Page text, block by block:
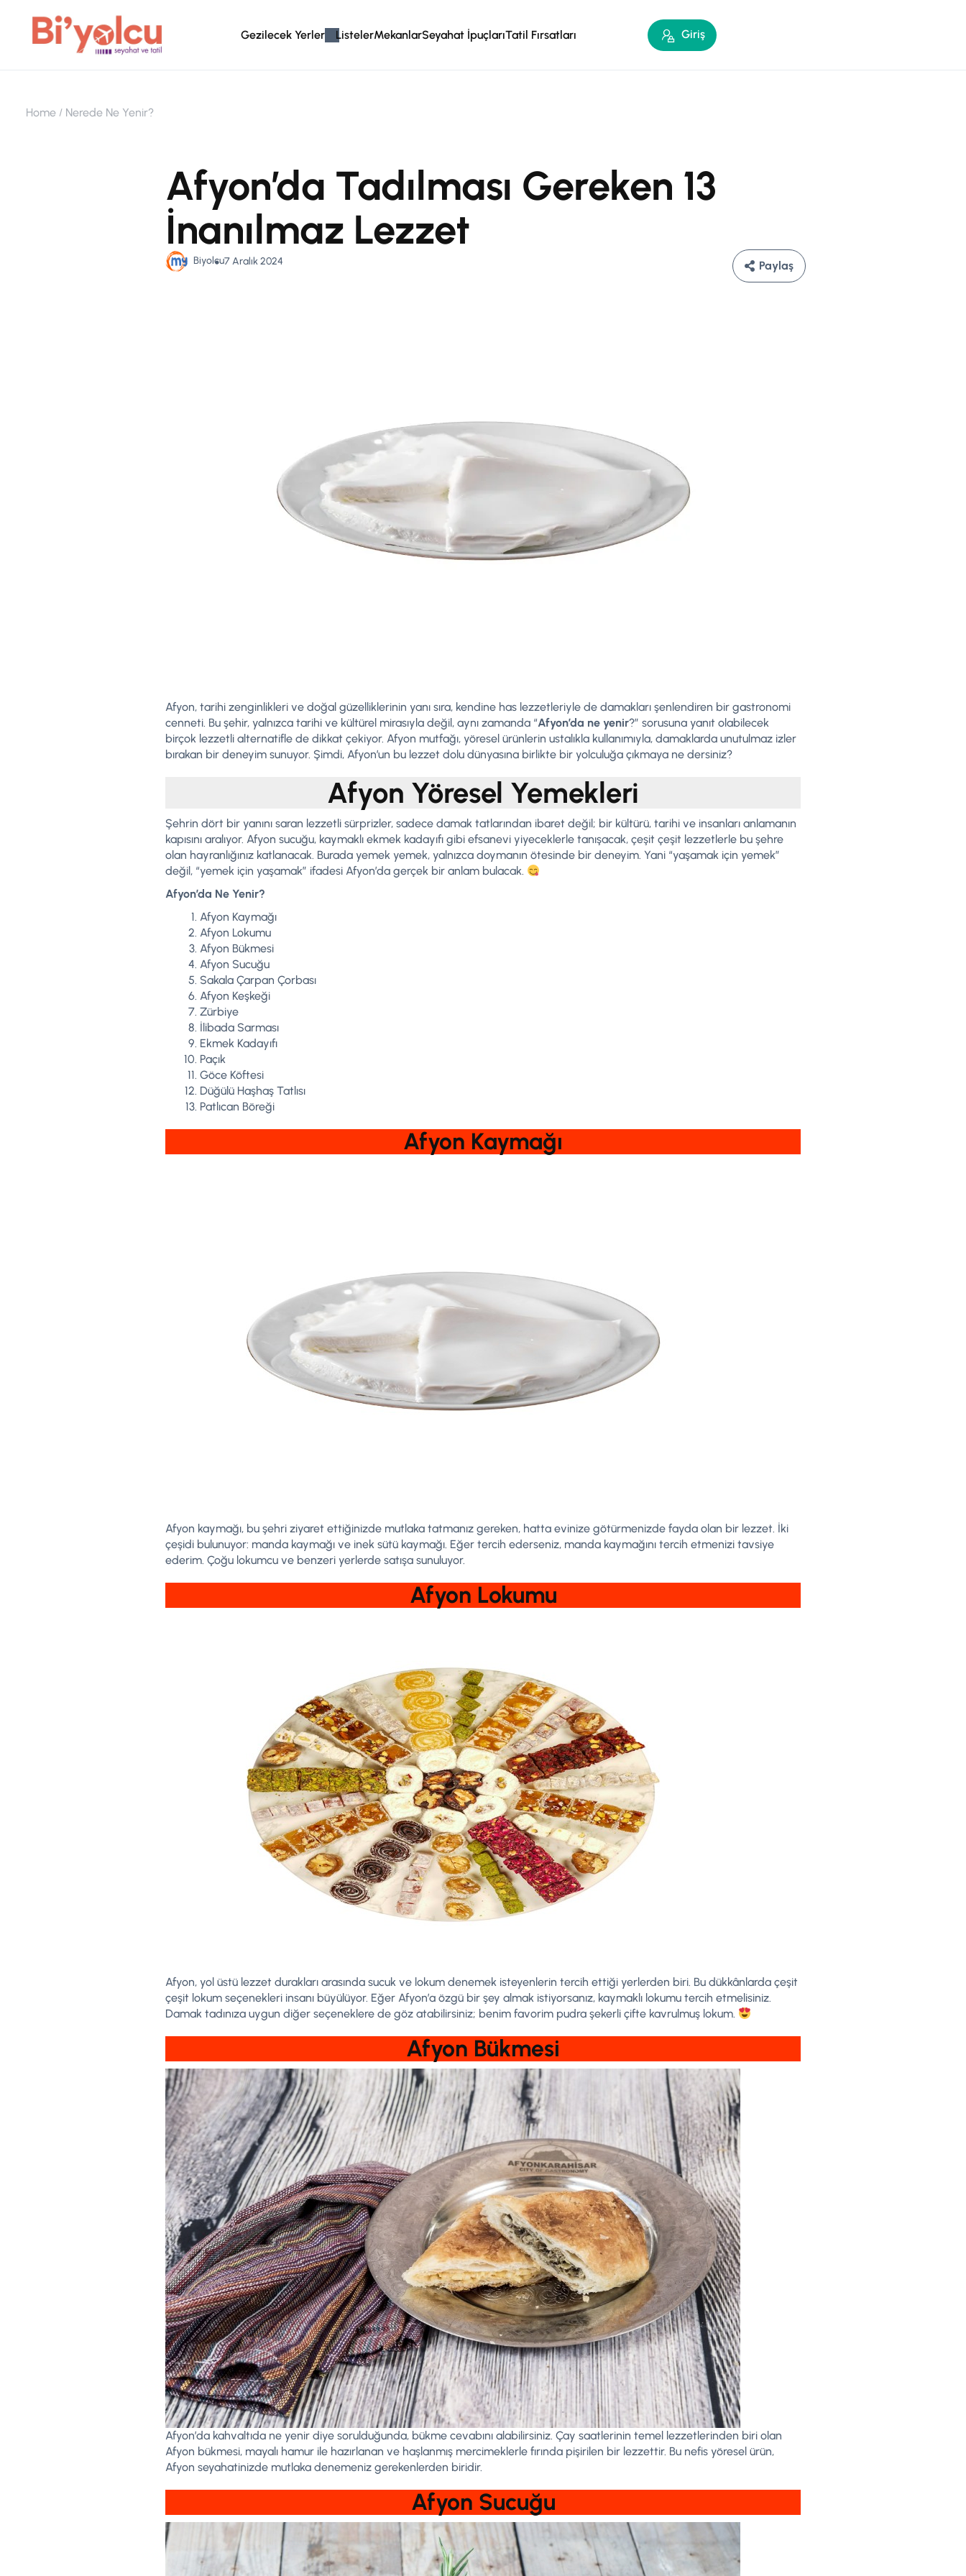
Gezilecek Yerler ListelerMekanlarSeyahat İpuçlarıTatil Fırsatları Giriş
Home Nerede Ne Yenir?
Afyon’da Tadılması Gereken 13
İnanılmaz Lezzet
Biyolcu7 Aralık 2024 Paylaş
Afyon, tarihi zenginlikleri ve doğal güzelliklerinin yanı sıra, kendine has lezzetleriyle de damakları şenlendiren bir gastronomi
cenneti. Bu şehir, yalnızca tarihi ve kültürel mirasıyla değil, aynı zamanda “Afyon’da ne yenir?” sorusuna yanıt olabilecek
birçok lezzetli alternatifle de dikkat çekiyor. Afyon mutfağı, yöresel ürünlerin ustalıkla kullanımıyla, damaklarda unutulmaz izler
bırakan bir deneyim sunuyor. Şimdi, Afyon’un bu lezzet dolu dünyasına birlikte bir yolculuğa çıkmaya ne dersiniz?
Afyon Yöresel Yemekleri
Şehrin dört bir yanını saran lezzetli sürprizler, sadece damak tatlarından ibaret değil; bir kültürü, tarihi ve insanları anlamanın
kapısını aralıyor. Afyon sucuğu, kaymaklı ekmek kadayıfı gibi efsanevi yiyeceklerle tanışacak, çeşit çeşit lezzetlerle bu şehre
olan hayranlığınız katlanacak. Burada yemek yemek, yalnızca doymanın ötesinde bir deneyim. Yani “yaşamak için yemek”
değil, “yemek için yaşamak” ifadesi Afyon’da gerçek bir anlam bulacak.
Afyon’da Ne Yenir?
Afyon Kaymağı
Afyon Lokumu
Afyon Bükmesi
Afyon Sucuğu
Sakala Çarpan Çorbası
Afyon Keşkeği
Zürbiye
İlibada Sarması
Ekmek Kadayıfı
Paçık
Göce Köftesi
Düğülü Haşhaş Tatlısı
Patlıcan Böreği
Afyon Kaymağı
Afyon kaymağı, bu şehri ziyaret ettiğinizde mutlaka tatmanız gereken, hatta evinize götürmenizde fayda olan bir lezzet. İki
çeşidi bulunuyor: manda kaymağı ve inek sütü kaymağı. Eğer tercih ederseniz, manda kaymağını tercih etmenizi tavsiye
ederim. Çoğu lokumcu ve benzeri yerlerde satışa sunuluyor.
Afyon Lokumu
Afyon, yol üstü lezzet durakları arasında sucuk ve lokum denemek isteyenlerin tercih ettiği yerlerden biri. Bu dükkânlarda çeşit
çeşit lokum seçenekleri insanı büyülüyor. Eğer Afyon’a özgü bir şey almak istiyorsanız, kaymaklı lokumu tercih etmelisiniz.
Damak tadınıza uygun diğer seçeneklere de göz atabilirsiniz; benim favorim pudra şekerli çifte kavrulmuş lokum.
Afyon Bükmesi
Afyon’da kahvaltıda ne yenir diye sorulduğunda, bükme cevabını alabilirsiniz. Çay saatlerinin temel lezzetlerinden biri olan
Afyon bükmesi, mayalı hamur ile hazırlanan ve haşlanmış mercimeklerle fırında pişirilen bir lezzettir. Bu nefis yöresel ürün,
Afyon seyahatinizde mutlaka denemeniz gerekenlerden biridir.
Afyon Sucuğu